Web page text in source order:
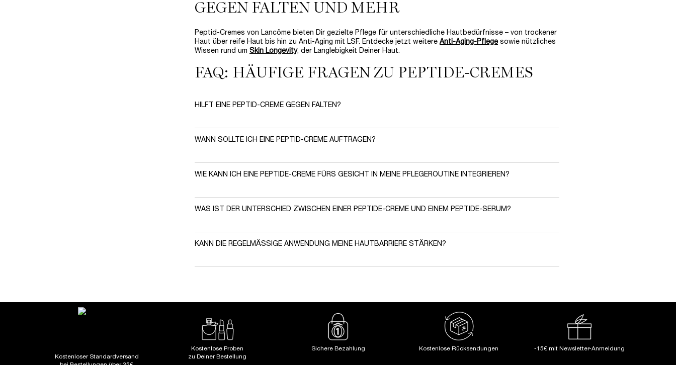
GEGEN FALTEN UND MEHR
Peptid-Cremes von Lancôme bieten Dir gezielte Pflege für unterschiedliche Hautbedürfnisse – von trockener
Haut über reife Haut bis hin zu Anti-Aging mit LSF. Entdecke jetzt weitere Anti-Aging-Pflegesowie nützliches
Wissen rund um Skin Longevity, der Langlebigkeit Deiner Haut.
FAQ: HÄUFIGE FRAGEN ZU PEPTIDE-CREMES
HILFT EINE PEPTID-CREME GEGEN FALTEN?
Falten, mehr Glätte und ein straffer wirkendes Hautbild ausrichten möchtest.
WANN SOLLTE ICH EINE PEPTID-CREME AUFTRAGEN?
WIE KANN ICH EINE PEPTIDE-CREME FÜRS GESICHT IN MEINE PFLEGEROUTINE INTEGRIEREN?
WAS IST DER UNTERSCHIED ZWISCHEN EINER PEPTIDE-CREME UND EINEM PEPTIDE-SERUM?
KANN DIE REGELMÄSSIGE ANWENDUNG MEINE HAUTBARRIERE STÄRKEN?
Kostenloser Standardversand
Kostenlose Proben
zu Deiner Bestellung
Sichere Bezahlung Kostenlose Rücksendungen -15€ mit Newsletter-Anmeldung